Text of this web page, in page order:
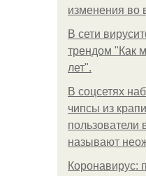
изменения во
В сети
трендом "Как
лет".
В соцсетях
чипсы из
пользователи
называют
Коронавирус: